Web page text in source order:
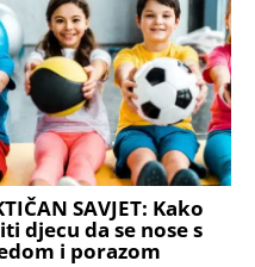
SAVJET: Kako
djecu da se nose s
i porazom